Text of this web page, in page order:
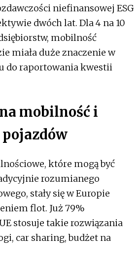
niefinansowej ESG
dwóch lat. Dla 4 na 10
mobilność
miała duże znaczenie w
do raportowania kwestii
mobilność i
które mogą być
rozumianego
stały się w Europie
flot. Już 79%
stosuje takie rozwiązania
car sharing, budżet na